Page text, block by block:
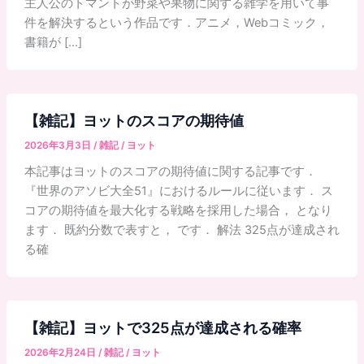
主人公のトマントが野菜や果物に関する雑学を用いて事
件を解決するという作品です．アニメ，Webコミック，
書籍が […]
【雑記】ヨットのスコアの期待値
2026年3月3日 /雑記/ ヨット
本記事はヨットのスコアの期待値に関する記事です．
『世界のアソビ大全51』におけるルールに従います． ス
コアの期待値を最大化する戦略を採用した場合， となり
ます． 既約分数で表すと， です． 解法 325点が達成され
る確
【雑記】ヨットで325点が達成される確率
2026年2月24日 /雑記/ ヨット